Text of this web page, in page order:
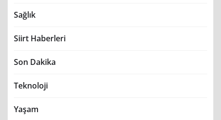
Sağlık
Siirt Haberleri
Son Dakika
Teknoloji
Yaşam